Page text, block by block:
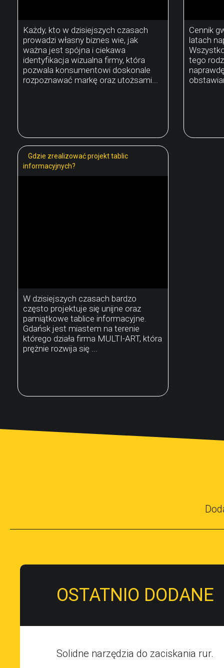
Każdy, kto w dzisiejszych czasach
prowadzi własny biznes wie, jak
ważna jest spójna i ciekawa
identyfikacja wizualna firmy, która
pozwala konsumentowi doskonale
rozpoznawać markę oraz utożsami...
Cennik
latach
tego
Gdzie zrealizować projekt tablic
informacyjnych?
W dzisiejszych czasach bardzo
często projektuje się unijne oraz
pamiątkowe tablice informacyjne.
Gdańsk jest miastem na terenie
którego działa firma MULTI-ART, która
prężnie rozwija się ...
OSTATNIO DODANE
Solidne narzędzia do zaciskania rur.